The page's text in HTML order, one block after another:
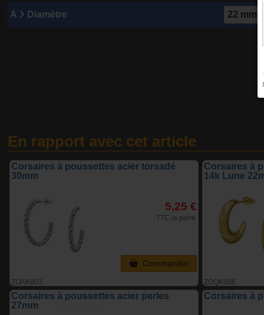
A Diamètre
En rapport avec cet article
Corsaires à poussettes acier torsadé
30mm
ZOAK003
5,25 €
TTC la paire
Commander
Corsaires à
14k Lune
ZOQK006
Corsaires à poussettes acier perles
27mm
Corsaires à